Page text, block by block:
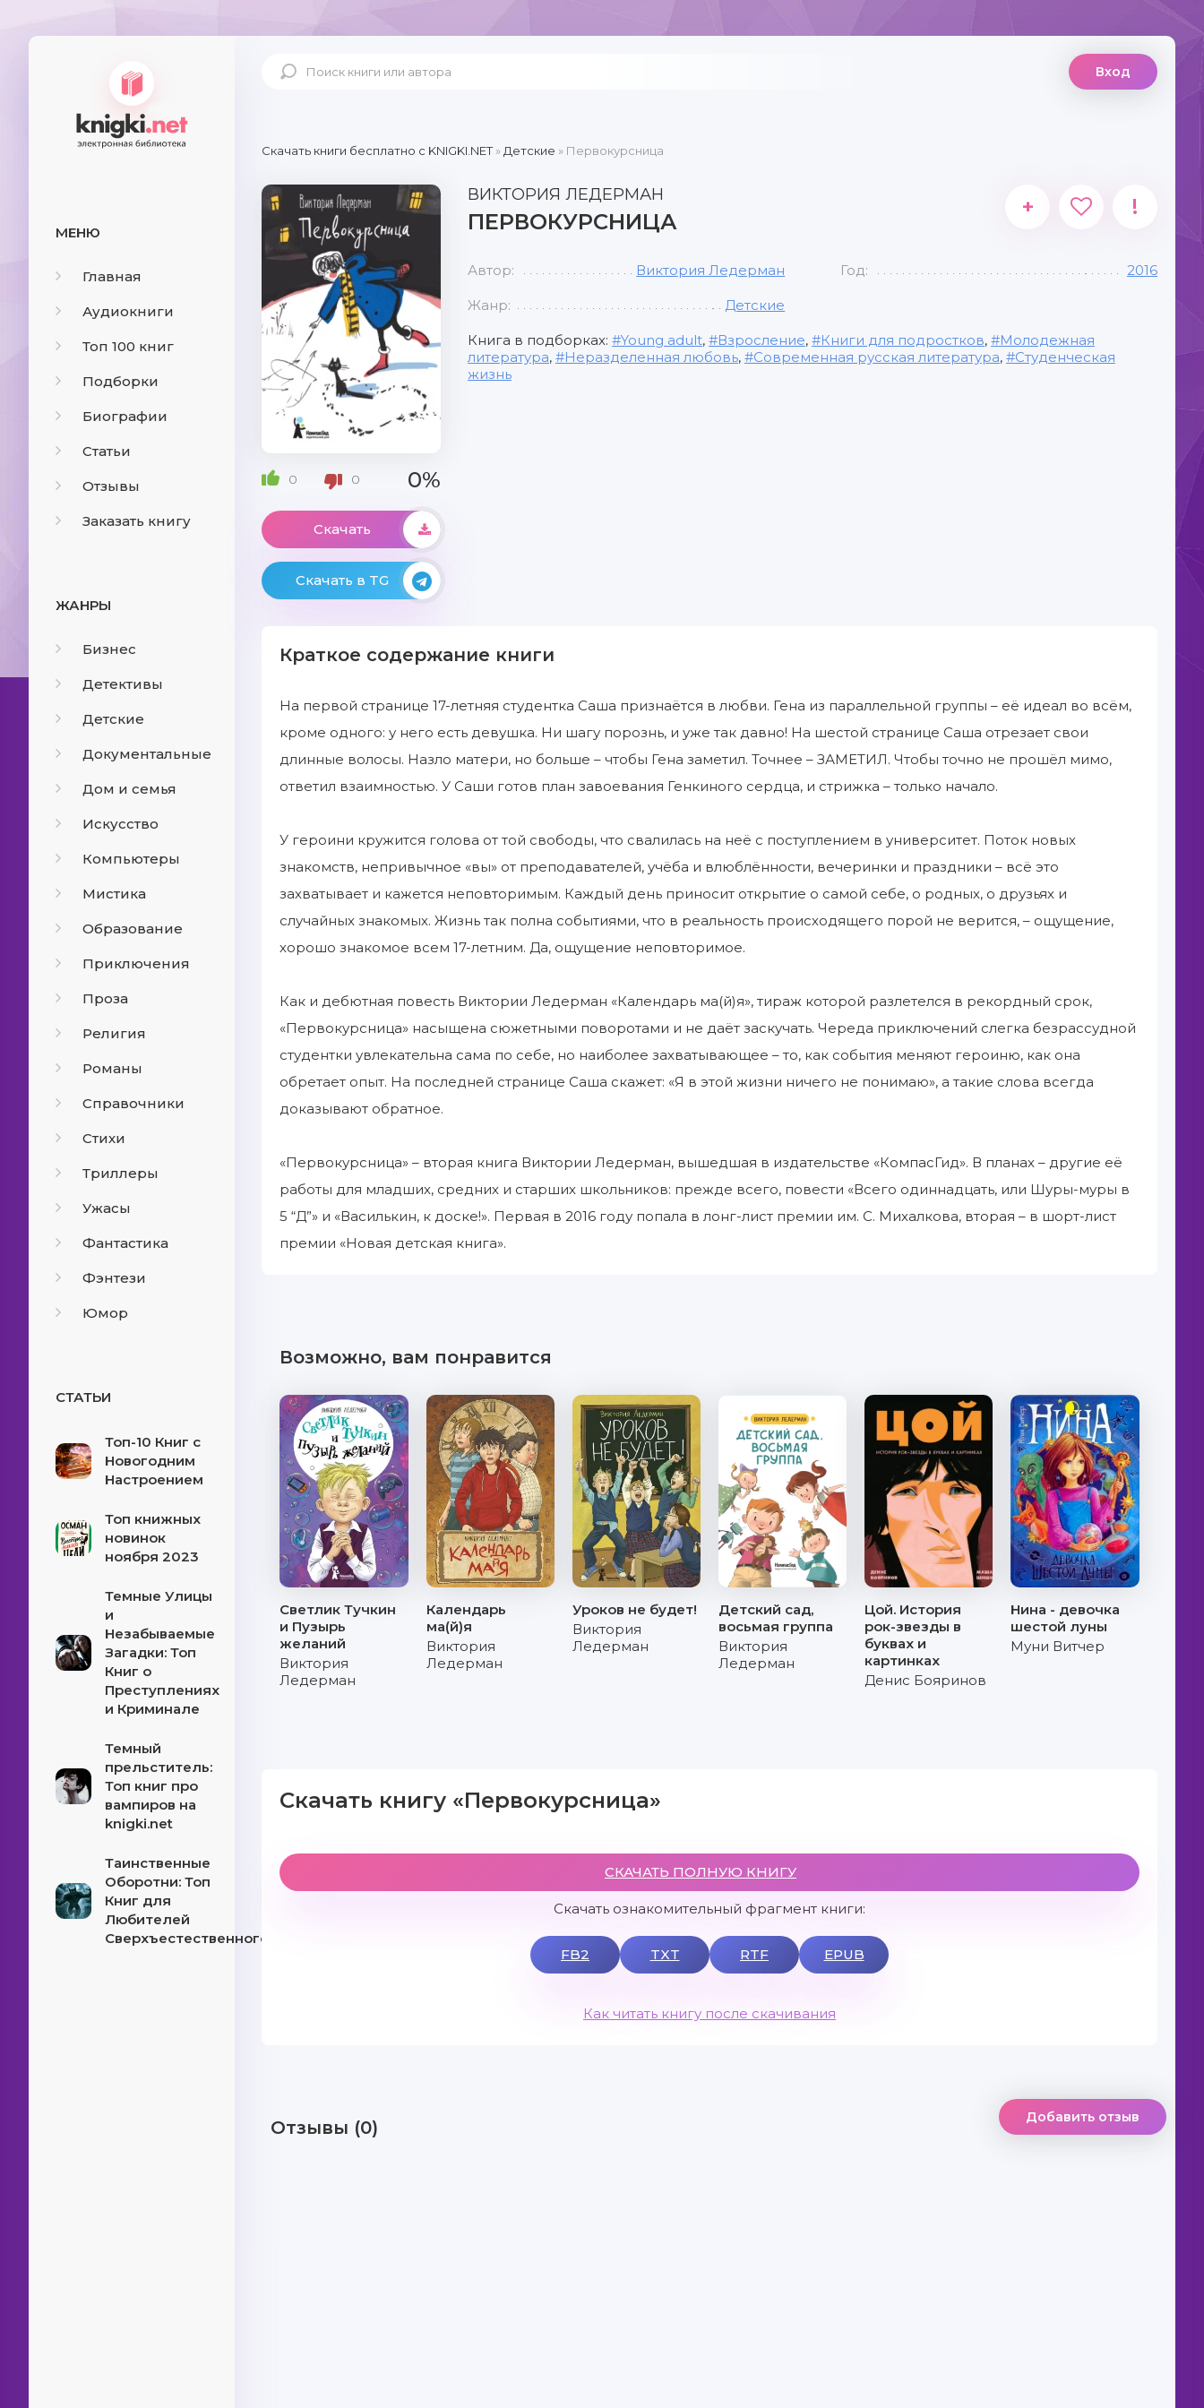
МЕНЮ
Главная
Аудиокниги
Топ 100 книг
Подборки
Биографии
Статьи
Отзывы
Заказать книгу
ЖАНРЫ
Бизнес
Детективы
Детские
Документальные
Дом и семья
Искусство
Компьютеры
Мистика
Образование
Приключения
Проза
Религия
Романы
Справочники
Стихи
Триллеры
Ужасы
Фантастика
Фэнтези
Юмор
СТАТЬИ
Топ-10 Книг с
Новогодним
Настроением
Топ книжных
новинок
ноября 2023
Темные Улицы
и
Незабываемые
Загадки: Топ
Книг о
Преступлениях
и Криминале
Темный
прельститель:
Топ книг про
вампиров на
knigki.net
Таинственные
Оборотни: Топ
Книг для
Любителей
Сверхъестественного!
Вход
Скачать книги бесплатно c KNIGKI.NET» Детские » Первокурсница
0 0 0%
Скачать
Скачать в TG
ВИКТОРИЯ ЛЕДЕРМАН
ПЕРВОКУРСНИЦА
+ !
Автор: Виктория Ледерман Год: 2016
Жанр: Детские
Книга в подборках: Young adult, Взросление, Книги для подростков,
Молодежная
литература, Неразделенная любовь, Современная русская литература,
Студенческая
жизнь
Краткое содержание книги
На первой странице 17-летняя студентка Саша признаётся в любви. Гена из параллельной группы – её идеал во всём,
кроме одного: у него есть девушка. Ни шагу порознь, и уже так давно! На шестой странице Саша отрезает свои
длинные волосы. Назло матери, но больше – чтобы Гена заметил. Точнее – ЗАМЕТИЛ. Чтобы точно не прошёл мимо,
ответил взаимностью. У Саши готов план завоевания Генкиного сердца, и стрижка – только начало.
У героини кружится голова от той свободы, что свалилась на неё с поступлением в университет. Поток новых
знакомств, непривычное «вы» от преподавателей, учёба и влюблённости, вечеринки и праздники – всё это
захватывает и кажется неповторимым. Каждый день приносит открытие о самой себе, о родных, о друзьях и
случайных знакомых. Жизнь так полна событиями, что в реальность происходящего порой не верится, – ощущение,
хорошо знакомое всем 17-летним. Да, ощущение неповторимое.
Как и дебютная повесть Виктории Ледерман «Календарь ма(й)я», тираж которой разлетелся в рекордный срок,
«Первокурсница» насыщена сюжетными поворотами и не даёт заскучать. Череда приключений слегка безрассудной
студентки увлекательна сама по себе, но наиболее захватывающее – то, как события меняют героиню, как она
обретает опыт. На последней странице Саша скажет: «Я в этой жизни ничего не понимаю», а такие слова всегда
доказывают обратное.
«Первокурсница» – вторая книга Виктории Ледерман, вышедшая в издательстве «КомпасГид». В планах – другие её
работы для младших, средних и старших школьников: прежде всего, повести «Всего одиннадцать, или Шуры-муры в
5 “Д”» и «Василькин, к доске!». Первая в 2016 году попала в лонг-лист премии им. С. Михалкова, вторая – в шорт-лист
премии «Новая детская книга».
Возможно, вам понравится
Светлик Тучкин
и Пузырь
желаний
Виктория
Ледерман
Календарь
ма(й)я
Виктория
Ледерман
Уроков не будет!
Виктория
Ледерман
Детский сад,
восьмая группа
Виктория
Ледерман
Цой. История
рок-звезды в
буквах и
картинках
Денис Бояринов
Нина - девочка
шестой луны
Муни Витчер
Скачать книгу «Первокурсница»
СКАЧАТЬ ПОЛНУЮ КНИГУ
Скачать ознакомительный фрагмент книги:
FB2 TXT RTF EPUB
Как читать книгу после скачивания
Отзывы (0) Добавить отзыв